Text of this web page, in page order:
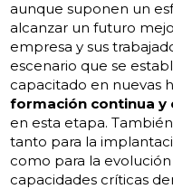
aunque suponen un
alcanzar un futuro
empresa y sus
escenario que se
capacitado en nuevas
formación continua y
en esta etapa.
tanto para la
como para la
capacidades críticas